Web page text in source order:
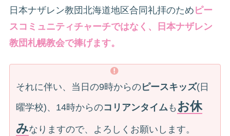
日本ナザレン教団北海道地区合同礼拝のため ピー
スコミュニティチャーチではなく、日本ナザレン
教団札幌教会で捧げます。
それに伴い、当日の9時からのピースキッズ(日
曜学校)、14時からのコリアンタイムも お休
みなりますので、よろしくお願いします。